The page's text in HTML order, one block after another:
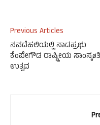
Previous Articles
ನವದೆಹಲಿಯಲ್ಲಿ ನಾಡಪ್ರಭು
ಕೆಂಪೇಗೌಡ ರಾಷ್ಟ್ರೀಯ
ಉತ್ಸವ